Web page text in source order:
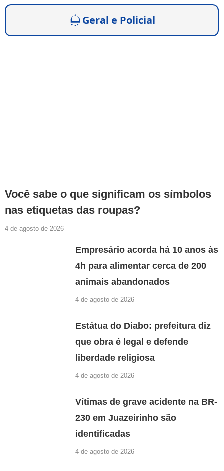
Geral e Policial
Você sabe o que significam os símbolos
nas etiquetas das roupas?
4 de agosto de 2026
Empresário acorda há 10 anos às
4h para alimentar cerca de 200
animais abandonados
4 de agosto de 2026
Estátua do Diabo: prefeitura diz
que obra é legal e defende
liberdade religiosa
4 de agosto de 2026
Vítimas de grave acidente na BR-
230 em Juazeirinho são
identificadas
4 de agosto de 2026